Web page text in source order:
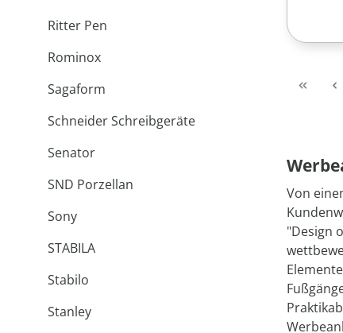
Von
"Design
Ritter Pen
Rominox
Sagaform
Schneider Schreibgeräte
Senator
SND Porzellan
Sony
STABILA
Stabilo
Stanley